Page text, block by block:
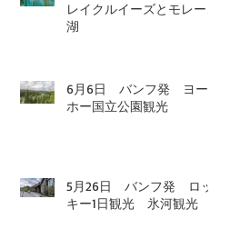
レイクルイーズとモレーン
湖
6月6日 バンフ発 ヨー
ホー国立公園観光
5月26日 バンフ発 ロッ
キー1日観光 氷河観光